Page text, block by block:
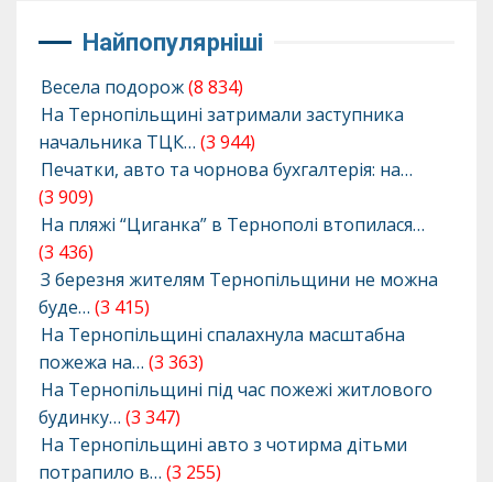
Найпопулярніші
Весела подорож(8 834)
На Тернопільщині затримали заступника
начальника ТЦК… (3 944)
Печатки, авто та чорнова бухгалтерія: на…
(3 909)
На пляжі “Циганка” в Тернополі втопилася…
(3 436)
З березня жителям Тернопільщини не можна
буде… (3 415)
На Тернопільщині спалахнула масштабна
пожежа на… (3 363)
На Тернопільщині під час пожежі житлового
будинку… (3 347)
На Тернопільщині авто з чотирма дітьми
потрапило в… (3 255)